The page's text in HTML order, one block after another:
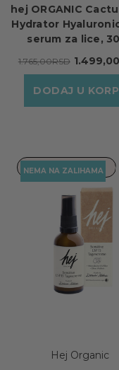
hej ORGANIC
Hydrator
serum za lice,
1.765,00RSD
DODAJ U
SAMO ONLINE
NEMA NA ZALIHAMA
Hej Organic